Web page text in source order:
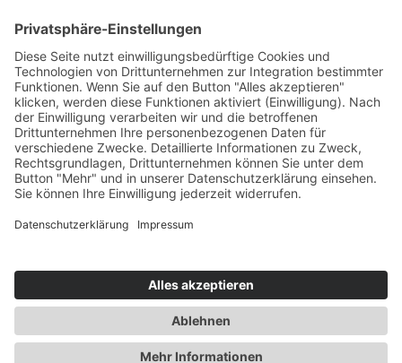
Cookie-Einstellungen
Newsletter
Verpassen Sie keine Neuigkeiten,
Angebote und Gutscheine!
Jetzt anmelden und10 EUR Gutscheinsichern!
Abmeldung jederzeit möglich.
Verkauf nur an Unternehmer,
Gewerbetreibende, Freiberufler und